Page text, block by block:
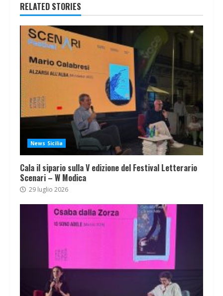
RELATED STORIES
News Sicilia
Cala il sipario sulla V edizione del Festival Letterario
Scenari – W Modica
29 luglio 2026